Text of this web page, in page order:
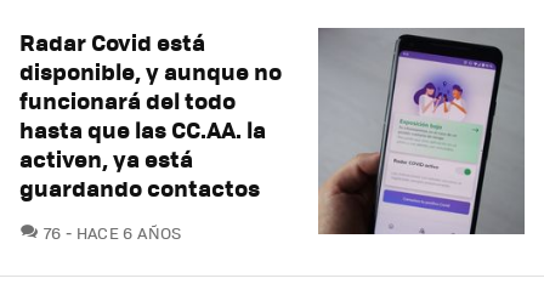
Radar Covid está
disponible, y aunque no
funcionará del todo
hasta que las CC.AA. la
activen, ya está
guardando contactos
76 COMENTARIOS
HACE 6 AÑOS